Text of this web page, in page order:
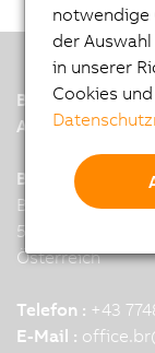
B&R
A member of the
B&R Industrial
B&R Strasse 1
5142 Eggelsberg
Österreich
Telefon : +43
E-Mail : office.br
notwendige
der
in unserer
Cookies